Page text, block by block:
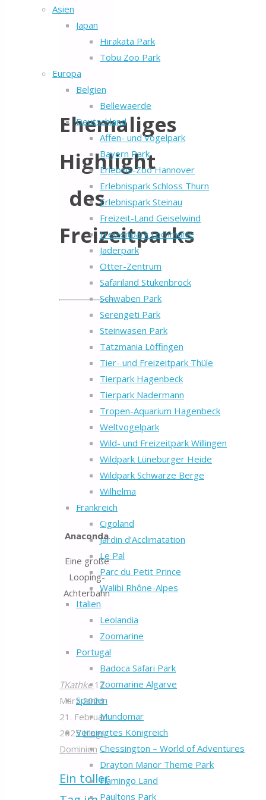
Asien
Japan
Hirakata Park
Tobu Zoo Park
Europa
Belgien
Bellewaerde
Deutschland
Affen- und Vogelpark
Bayern Park
Erlebnis-Zoo Hannover
Erlebnispark Schloss Thurn
Erlebnispark Steinau
Freizeit-Land Geiselwind
Freizeitpark Lochmühle
Jaderpark
Otter-Zentrum
Safariland Stukenbrock
Schwaben Park
Serengeti Park
Steinwasen Park
Tatzmania Löffingen
Tier- und Freizeitpark Thüle
Tierpark Hagenbeck
Tierpark Nadermann
Tropen-Aquarium Hagenbeck
Weltvogelpark
Wild- und Freizeitpark Willingen
Wildpark Lüneburger Heide
Wildpark Schwarze Berge
Wilhelma
Frankreich
Cigoland
Jardin d’Acclimatation
Le Pal
Parc du Petit Prince
Walibi Rhône-Alpes
Italien
Leolandia
Zoomarine
Portugal
Badoca Safari Park
Zoomarine Algarve
Spanien
Mundomar
Vereinigtes Königreich
Chessington – World of Adventures
Drayton Manor Theme Park
Flamingo Land
Paultons Park
Ehemaliges
Highlight
des
Freizeitparks
Anaconda
Eine große
Looping-
Achterbahn
TKathke 17.
März 2024
21. Februar
2025 Kings
Dominion
Ein toller